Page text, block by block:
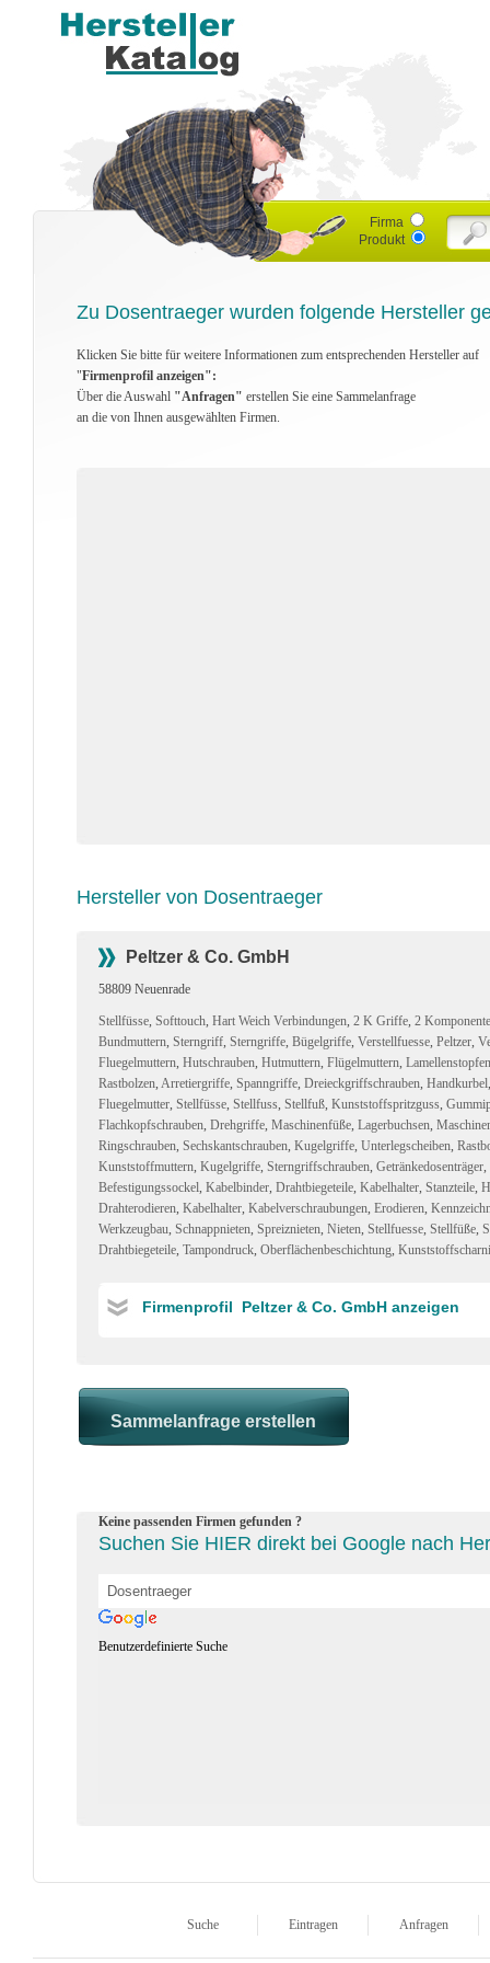
Firma
Produkt
Zu Dosentraeger wurden folgende Hersteller
Klicken Sie bitte für weitere Informationen zum entsprechenden Hersteller auf
"Firmenprofil anzeigen":
Über die Auswahl "Anfragen" erstellen Sie eine Sammelanfrage
an die von Ihnen ausgewählten Firmen.
Hersteller von Dosentraeger
Peltzer & Co. GmbH
58809 Neuenrade
Stellfüsse, Softtouch, Hart Weich Verbindungen, 2 K Griffe, 2
Bundmuttern, Sterngriff, Sterngriffe, Bügelgriffe, Verstellfuesse, Peltzer,
Fluegelmuttern, Hutschrauben, Hutmuttern, Flügelmuttern, Lamellenstopfen
Rastbolzen, Arretiergriffe, Spanngriffe, Dreieckgriffschrauben, Handkurbel
Fluegelmutter, Stellfüsse, Stellfuss, Stellfuß, Kunststoffspritzguss,
Flachkopfschrauben, Drehgriffe, Maschinenfüße, Lagerbuchsen,
Ringschrauben, Sechskantschrauben, Kugelgriffe, Unterlegscheiben,
Kunststoffmuttern, Kugelgriffe, Sterngriffschrauben, Getränkedosenträger,
Befestigungssockel, Kabelbinder, Drahtbiegeteile, Kabelhalter, Stanzteile,
Drahterodieren, Kabelhalter, Kabelverschraubungen, Erodieren,
Werkzeugbau, Schnappnieten, Spreiznieten, Nieten, Stellfuesse, Stellfüße,
Drahtbiegeteile, Tampondruck, Oberflächenbeschichtung,
Firmenprofil Peltzer & Co. GmbH anzeigen
Keine passenden Firmen gefunden ?
Suchen Sie HIER direkt bei Google nach
Benutzerdefinierte Suche
Suche Eintragen Anfragen